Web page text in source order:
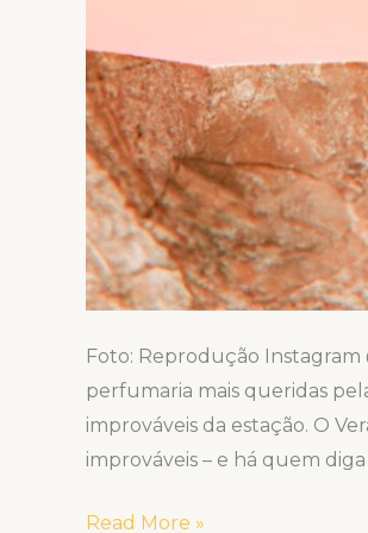
Foto: Reprodução Instagram
perfumaria mais queridas
improváveis da estação. O
improváveis – e há quem
Read More »